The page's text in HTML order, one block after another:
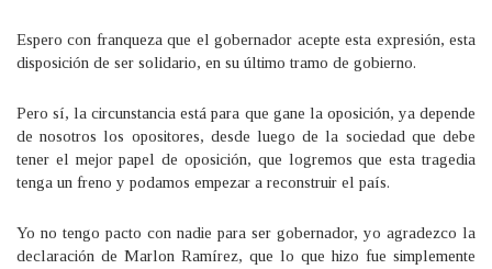
Espero con franqueza que el gobernador acepte esta expresión, esta
disposición de ser solidario, en su último tramo de gobierno.
Pero sí, la circunstancia está para que gane la oposición, ya depende
de nosotros los opositores, desde luego de la sociedad que debe
tener el mejor papel de oposición, que logremos que esta tragedia
tenga un freno y podamos empezar a reconstruir el país.
Yo no tengo pacto con nadie para ser gobernador, yo agradezco la
declaración de Marlon Ramírez, que lo que hizo fue simplemente